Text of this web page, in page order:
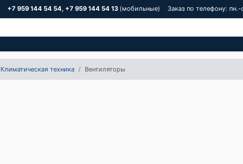
+7 959 144 54 54, +7 959 144 54 13 (мобильные) Заказ по телефону:
Климатическая техника Вентиляторы